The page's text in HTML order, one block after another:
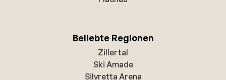
Beliebte Regionen
Zillertal
Ski Amade
Silvretta Arena